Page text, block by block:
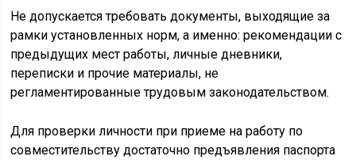
Не допускается требовать документы, выходящие за
рамки установленных норм, а именно: рекомендации с
предыдущих мест работы, личные дневники,
переписки и прочие материалы, не
регламентированные трудовым законодательством.
Для проверки личности при приеме на работу по
совместительству достаточно предъявления паспорта